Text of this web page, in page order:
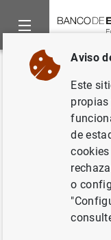
Inicio Noticias y
Volver
Imágenes
televisión
con
Consejo
Aviso
Este
propias
de
o